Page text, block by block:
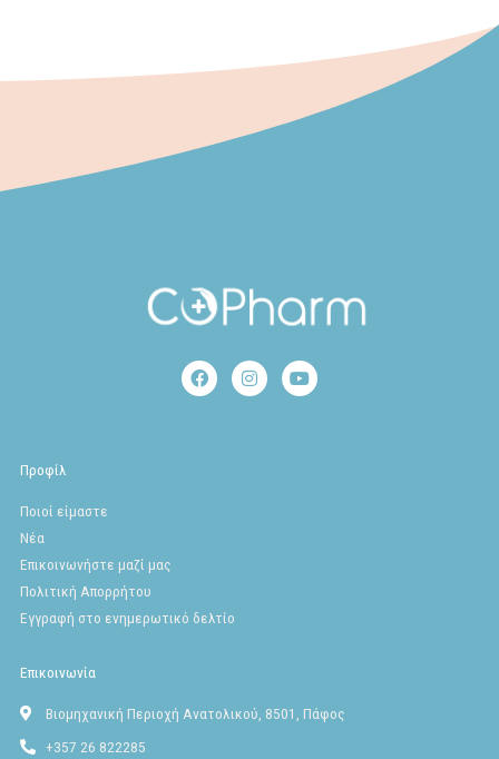
F
a
I
n
Y
o
Προφίλ
Ποιοί είμαστε
Νέα
Επικοινωνήστε μαζί μας
Πολιτική Απορρήτου
Εγγραφή στο ενημερωτικό δελτίο
Επικοινωνία
Βιομηχανική Περιοχή Ανατολικού, 8501, Πάφος
+357 26 822285